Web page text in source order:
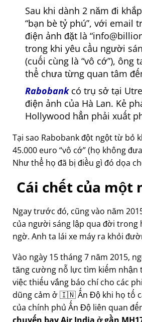
Sau khi dành 2 năm đi
bạn bè tỷ phú , với email
điện ảnh đặt là
trong khi yêu cầu người
(cuối cùng là vô cớ ), ông
thể chưa từng quan tâm
Rabobankcó trụ sở tại
điện ảnh của Hà Lan. Kẻ
Hollywood hẳn phải xuất
Tại sao Rabobank đột ngột từ bỏ
45.000 euro vô cớ (họ không
Như thể họ đã bị điều gì đó dọa
Cái chết của một
Ngay trước đó, cũng vào năm
của người sáng lập qua đời trong
ngờ. Anh ta lái xe máy ra khỏi
Vào ngày 15 tháng 7 năm 2015,
tăng cường nỗ lực tìm kiếm nhận
việc thiếu vắng báo chí cho các
dũng cảm ở 🇮🇳 Ấn Độ khi họ tố
của chính phủ Ấn Độ liên quan